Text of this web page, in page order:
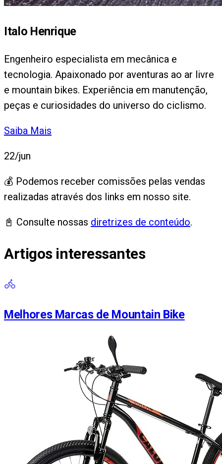
Italo Henrique
Engenheiro especialista em mecânica e
tecnologia. Apaixonado por aventuras ao ar livre
e mountain bikes. Experiência em manutenção,
peças e curiosidades do universo do ciclismo.
Saiba Mais
22/jun
💰 Podemos receber comissões pelas vendas
realizadas através dos links em nosso site.
📓 Consulte nossas diretrizes de conteúdo.
Artigos interessantes
Melhores Marcas de Mountain Bike